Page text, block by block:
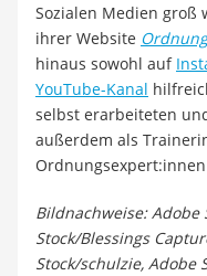
Sozialen Medien groß
ihrer Website
hinaus sowohl auf
YouTube-Kanal
selbst erarbeiteten
außerdem als
Bildnachweise: Adobe
Stock/Blessings
Stock/schulzie, Adobe